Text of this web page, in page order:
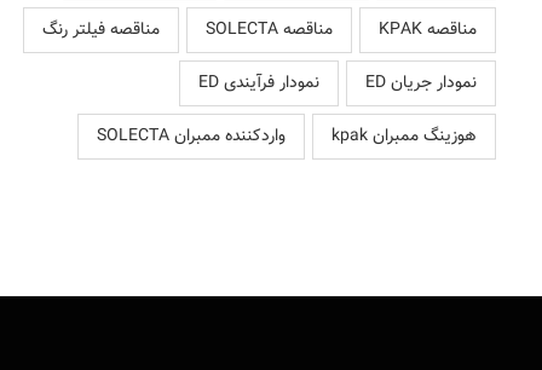
مناقصه KPAK
مناقصه SOLECTA
مناقصه فیلتر رنگ
نمودار جریان ED
نمودار فرآیندی ED
هوزینگ ممبران kpak
واردکننده ممبران SOLECTA